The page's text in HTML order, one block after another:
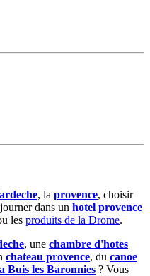
ardeche, la provence, choisir
dans un hotel provence
les produits de la Drome.
, une chambre d'hotes
chateau provence, du canoe
Buis les Baronnies ? Vous